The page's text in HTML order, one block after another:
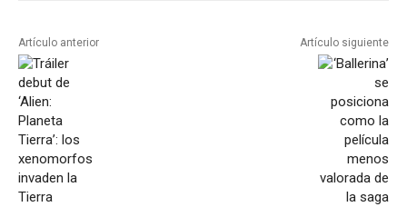
Artículo anterior Artículo siguiente